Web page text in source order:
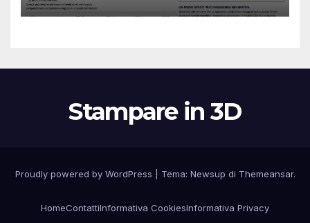
Stampare in 3D
Proudly powered by WordPress Tema: Newsup di Themeansar.
HomeContattiInformativa CookiesInformativa Privacy